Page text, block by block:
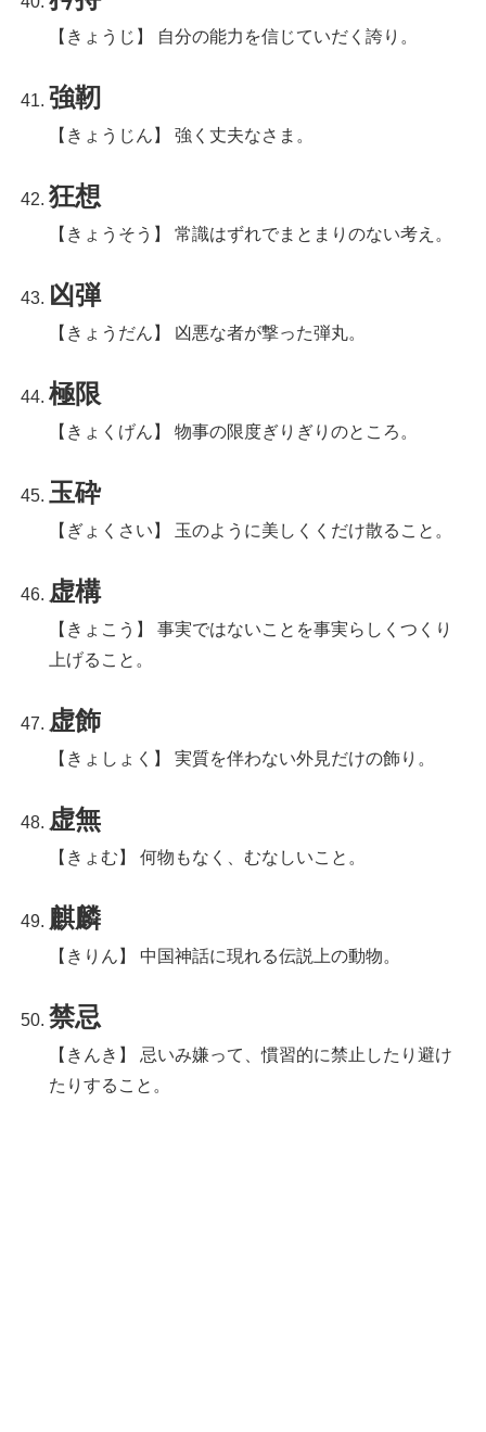
【きょうじ】 自分の能力を信じていだく誇り。
強靭
【きょうじん】 強く丈夫なさま。
狂想
【きょうそう】 常識はずれでまとまりのない考え。
凶弾
【きょうだん】 凶悪な者が撃った弾丸。
極限
【きょくげん】 物事の限度ぎりぎりのところ。
玉砕
【ぎょくさい】 玉のように美しくくだけ散ること。
虚構
【きょこう】 事実ではないことを事実らしくつくり
上げること。
虚飾
【きょしょく】 実質を伴わない外見だけの飾り。
虚無
【きょむ】 何物もなく、むなしいこと。
麒麟
【きりん】 中国神話に現れる伝説上の動物。
禁忌
【きんき】 忌いみ嫌って、慣習的に禁止したり避け
たりすること。